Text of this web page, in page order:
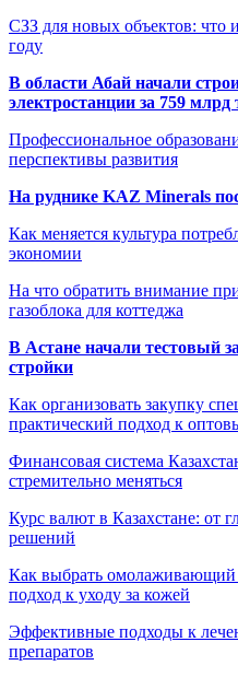
СЗЗ для новых объектов: что
году
В области Абай начали
электростанции за 759 млрд
Профессиональное
перспективы развития
На руднике KAZ Minerals
Как меняется культура
экономии
На что обратить внимание
газоблока для коттеджа
В Астане начали тестовый
стройки
Как организовать закупку
практический подход к
Финансовая система
стремительно меняться
Курс валют в Казахстане: от
решений
Как выбрать омолаживающий
подход к уходу за кожей
Эффективные подходы к
препаратов